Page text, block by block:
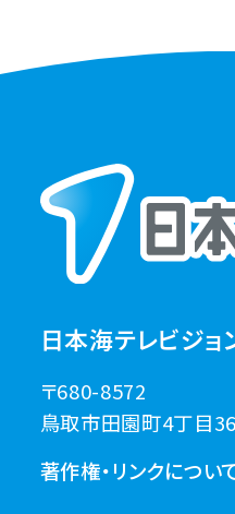
日本海テレビジ
〒680-8572
鳥取市田園町4丁目
著作権・リンクについ